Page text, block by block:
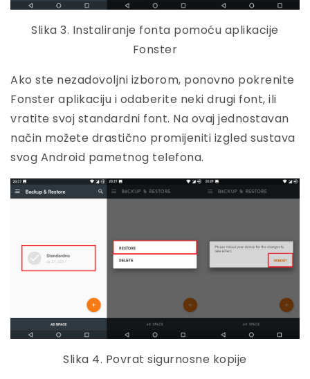
Slika 3. Instaliranje fonta pomoću aplikacije
Fonster
Ako ste nezadovoljni izborom, ponovno pokrenite
Fonster aplikaciju i odaberite neki drugi font, ili
vratite svoj standardni font. Na ovaj jednostavan
način možete drastično promijeniti izgled sustava
svog Android pametnog telefona.
Slika 4. Povrat sigurnosne kopije